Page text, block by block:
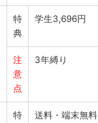
特
典
学生3,696円
注
意
点
3年縛り
特
送料・端末無料